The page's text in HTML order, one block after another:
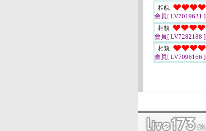
相貌
會員[ LV7019621 ]
相貌
會員[ LV7282188 ]
相貌
會員[ LV7096166 ]